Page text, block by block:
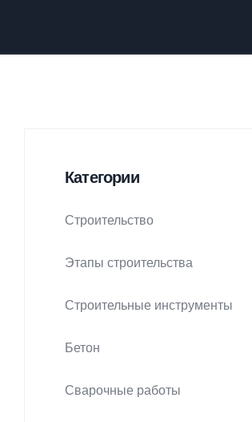
Категории
Строительство
Этапы строительства
Строительные инструменты
Бетон
Сварочные работы